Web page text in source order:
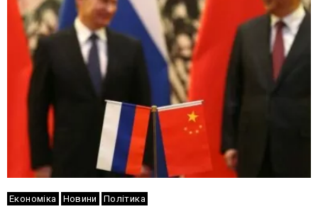
Економіка Новини Політика